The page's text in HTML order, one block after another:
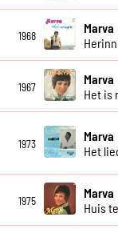
1968
Marva
1967
Marva
Het is
1973
Marva
Het
1975
Marva
Huis